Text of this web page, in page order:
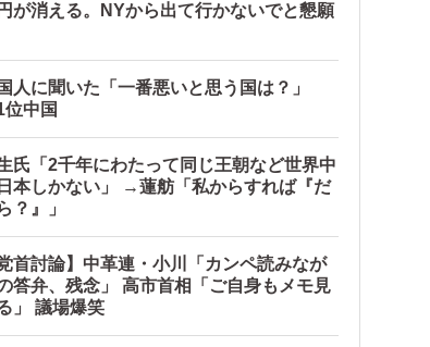
が消える。NYから出て行かないでと懇願
人に聞いた「一番悪いと思う国は？」
中国
氏「2千年にわたって同じ王朝など世界中
本しかない」 →蓮舫「私からすれば『だ
？』」
党首討論】中革連・小川「カンペ読みなが
答弁、残念」 高市首相「ご自身もメモ見
」 議場爆笑